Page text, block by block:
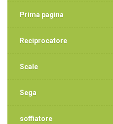
Prima pagina
Reciprocatore
Scale
Sega
soffiatore